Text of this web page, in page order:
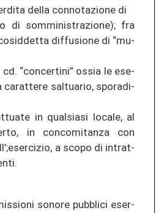
della con­no­ta­zio­ne di
di som­mi­nis­tra­zio­ne); fra
dif­fu­sio­ne di “mu­
“con­cer­ti­ni” ossia le ese­
ca­r­at­te­re sal­tua­rio, spo­ra­di­
in qual­sia­si lo­ca­le, al
in con­com­itan­za con
a scopo di in­tr­at­
so­no­re pu­bbli­ci eser­